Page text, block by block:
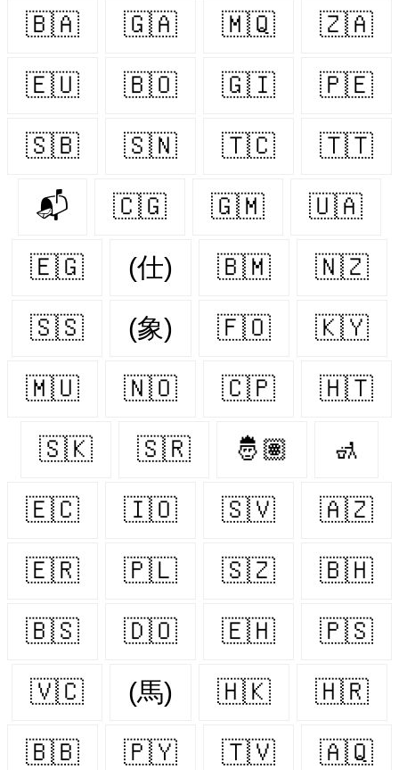
🇧🇦 🇬🇦 🇲🇶 🇿🇦
🇪🇺 🇧🇴 🇬🇮 🇵🇪
🇸🇧 🇸🇳 🇹🇨 🇹🇹
📬 🇨🇬 🇬🇲 🇺🇦
🇪🇬 (仕) 🇧🇲 🇳🇿
🇸🇸 (象) 🇫🇴 🇰🇾
🇲🇺 🇳🇴 🇨🇵 🇭🇹
🇸🇰 🇸🇷 🤴🏽 🚮
🇪🇨 🇮🇴 🇸🇻 🇦🇿
🇪🇷 🇵🇱 🇸🇿 🇧🇭
🇧🇸 🇩🇴 🇪🇭 🇵🇸
🇻🇨 (馬) 🇭🇰 🇭🇷
🇧🇧 🇵🇾 🇹🇻 🇦🇶